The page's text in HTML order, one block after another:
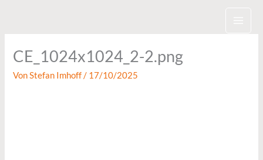
CE_1024x1024_2-2.png
VonStefan Imhoff/ 17/10/2025